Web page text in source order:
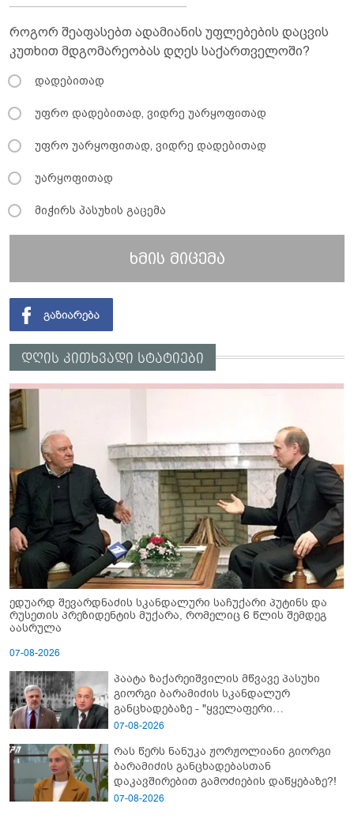
როგორ შეაფასებთ ადამიანის უფლებების დაცვის
კუთხით მდგომარეობას დღეს საქართველოში?
დადებითად
უფრო დადებითად, ვიდრე უარყოფითად
უფრო უარყოფითად, ვიდრე დადებითად
უარყოფითად
მიჭირს პასუხის გაცემა
ხმის მიცემა
დღის კითხვადი სტატიები
ედუარდ შევარდნაძის სკანდალური საჩუქარი პუტინს და
რუსეთის პრეზიდენტის მუქარა, რომელიც 6 წლის შემდეგ
აასრულა
07-08-2026
პაატა ზაქარეიშვილის მწვავე პასუხი
გიორგი ბარამიძის სკანდალურ
განცხადებაზე - "ყველაფერი
დეტალურად ვიცი... კამანში მოკლული
ბარამიძე კი ტყუის"
07-08-2026
რას წერს ნანუკა ჟორჟოლიანი გიორგი
ბარამიძის განცხადებასთან
დაკავშირებით გამოძიების დაწყებაზე?!
07-08-2026